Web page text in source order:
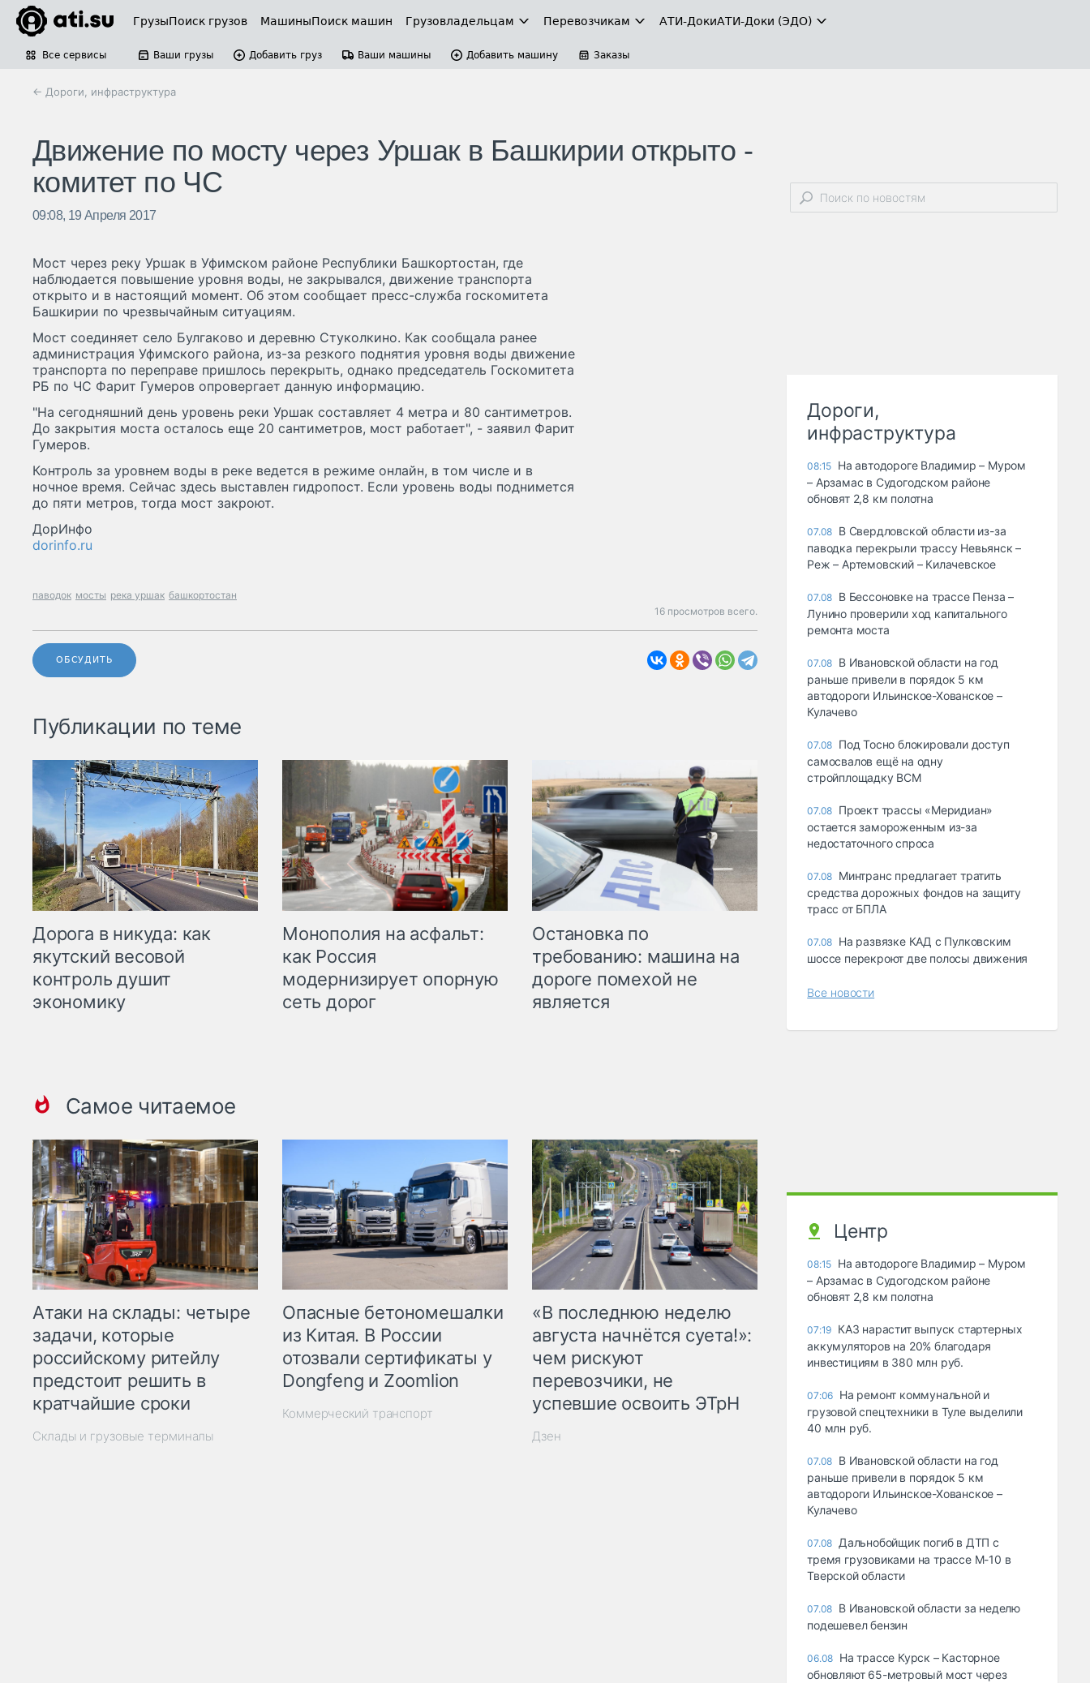
ГрузыПоиск грузов МашиныПоиск машин Грузовладельцам Перевозчикам АТИ-ДокиАТИ-Доки (ЭДО)
Все сервисы Ваши грузы Добавить груз Ваши машины Добавить машину Заказы
← Дороги, инфраструктура
Движение по мосту через Уршак в Башкирии открыто -
комитет по ЧС
09:08, 19 Апреля 2017
Мост через реку Уршак в Уфимском районе Республики Башкортостан, где
наблюдается повышение уровня воды, не закрывался, движение транспорта
открыто и в настоящий момент. Об этом сообщает пресс-служба госкомитета
Башкирии по чрезвычайным ситуациям.
Мост соединяет село Булгаково и деревню Стуколкино. Как сообщала ранее
администрация Уфимского района, из-за резкого поднятия уровня воды движение
транспорта по переправе пришлось перекрыть, однако председатель Госкомитета
РБ по ЧС Фарит Гумеров опровергает данную информацию.
"На сегодняшний день уровень реки Уршак составляет 4 метра и 80 сантиметров.
До закрытия моста осталось еще 20 сантиметров, мост работает", - заявил Фарит
Гумеров.
Контроль за уровнем воды в реке ведется в режиме онлайн, в том числе и в
ночное время. Сейчас здесь выставлен гидропост. Если уровень воды поднимется
до пяти метров, тогда мост закроют.
ДорИнфо
dorinfo.ru
паводок мосты река уршак башкортостан
16 просмотров всего.
ОБСУДИТЬ
Публикации по теме
Дорога в никуда: как
якутский весовой
контроль душит
экономику
Монополия на асфальт:
как Россия
модернизирует опорную
сеть дорог
Остановка по
требованию: машина на
дороге помехой не
является
Самое читаемое
Атаки на склады: четыре
задачи, которые
российскому ритейлу
предстоит решить в
кратчайшие сроки
Склады и грузовые терминалы
Опасные бетономешалки
из Китая. В России
отозвали сертификаты у
Dongfeng и Zoomlion
Коммерческий транспорт
«В последнюю неделю
августа начнётся суета!»:
чем рискуют
перевозчики, не
успевшие освоить ЭТрН
Дзен
Дороги,
инфраструктура
08:15 На автодороге Владимир – Муром
– Арзамас в Судогодском районе
обновят 2,8 км полотна
07.08 В Свердловской области из-за
паводка перекрыли трассу Невьянск –
Реж – Артемовский – Килачевское
07.08 В Бессоновке на трассе Пенза –
Лунино проверили ход капитального
ремонта моста
07.08 В Ивановской области на год
раньше привели в порядок 5 км
автодороги Ильинское-Хованское –
Кулачево
07.08 Под Тосно блокировали доступ
самосвалов ещё на одну
стройплощадку ВСМ
07.08 Проект трассы «Меридиан»
остается замороженным из-за
недостаточного спроса
07.08 Минтранс предлагает тратить
средства дорожных фондов на защиту
трасс от БПЛА
07.08 На развязке КАД с Пулковским
шоссе перекроют две полосы движения
Все новости
Центр
08:15 На автодороге Владимир – Муром
– Арзамас в Судогодском районе
обновят 2,8 км полотна
07:19 КАЗ нарастит выпуск стартерных
аккумуляторов на 20% благодаря
инвестициям в 380 млн руб.
07:06 На ремонт коммунальной и
грузовой спецтехники в Туле выделили
40 млн руб.
07.08 В Ивановской области на год
раньше привели в порядок 5 км
автодороги Ильинское-Хованское –
Кулачево
07.08 Дальнобойщик погиб в ДТП с
тремя грузовиками на трассе М-10 в
Тверской области
07.08 В Ивановской области за неделю
подешевел бензин
06.08 На трассе Курск – Касторное
обновляют 65-метровый мост через